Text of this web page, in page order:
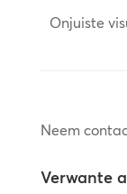
Onjuiste
Neem
Verwante